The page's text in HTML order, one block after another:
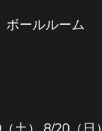
ールルーム